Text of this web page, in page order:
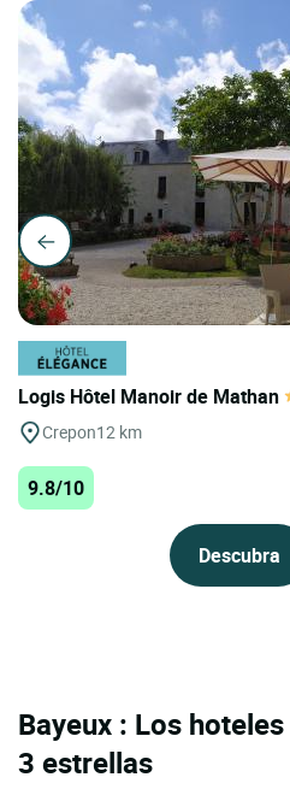
Logis Hôtel Manoir de Mathan
Crepon12 km
9.8/10
Descubra
Bayeux : Los
3 estrellas